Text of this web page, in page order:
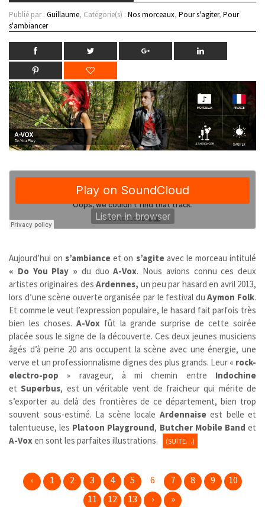
Publié par : Guillaume, Catégorie(s) : Nos morceaux, Pour s'agiter, Pour
s'ambiancer
Aujourd’hui ons’ambiance et on s’agiteavec le morceau intitulé
« Do You Play » du duoA-Vox. Nous avions connu ces deux
artistes originaires desArdennes, un peu par hasard en avril 2013,
lors d’une scène ouverte organisée par le festival duAymon Folk.
Et comme le veut l’expression populaire, le hasard fait parfois très
bien les choses. A-Vox fût la grande surprise de cette soirée
placée sous le signe de la découverte. Ces deux jeunes musiciens
âgés d’à peine 20 ans occupent la scène avec une énergie, une
verve et un professionnalisme dignes des plus grands. Leur « rock-
electro-pop » ravageur, à mi chemin entre Indochine
etSuperbus, est un véritable vent de fraicheur qui mérite de
s’exporter au delà des frontières de ce département, bien trop
souvent sous-estimé. La scène locale Ardennaiseest belle et
talentueuse, les Platoon Playground, Butcher Mobile Band et
A-Voxen sont les parfaites illustrations. (SUITE…)
‹ 1 2 3 4 5 6 7 8 9
10
11
12 13 › »